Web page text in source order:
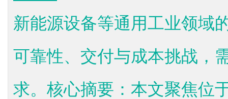
新能源设备等通用工业领域
可靠性、交付与成本挑战，
求。核心摘要：本文聚焦位